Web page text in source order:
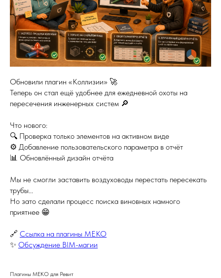
Обновили плагин «Коллизии» 🚀
Теперь он стал ещё удобнее для ежедневной охоты на
пересечения инженерных систем 🔎
Что нового:
🔍 Проверка только элементов на активном виде
⚙️ Добавление пользовательского параметра в отчёт
📊 Обновлённый дизайн отчёта
Мы не смогли заставить воздуховоды перестать пересекать
трубы...
Но зато сделали процесс поиска виновных намного
приятнее 😁
🔗 Ссылка на плагины МЕКО
✨ Обсуждение BIM-магии
Плагины МЕКО для Ревит